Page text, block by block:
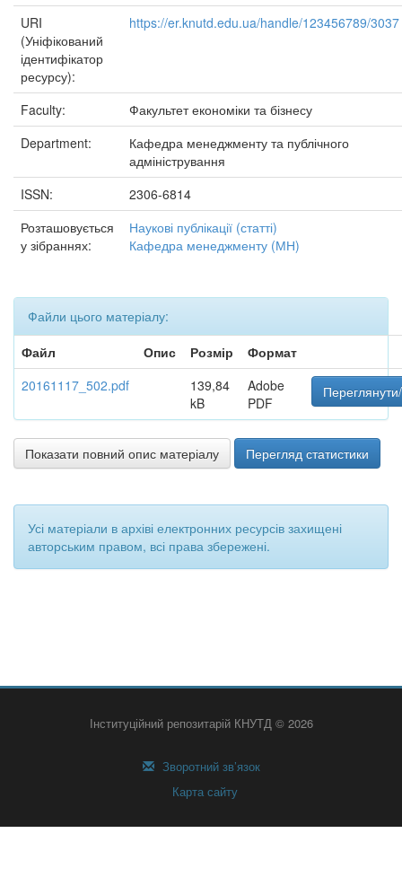
URI
(Уніфікований
ідентифікатор
ресурсу):
https://er.knutd.edu.ua/handle/123456789/3037
Faculty:
Факультет економіки та бізнесу
Department:
Кафедра менеджменту та публічного
адміністрування
ISSN:
2306-6814
Розташовується
у зібраннях:
Наукові публікації (статті)
Кафедра менеджменту (МН)
Файли цього матеріалу:
Файл
Опис Розмір
Формат
20161117_502.pdf
139,84
kB
Adobe
PDF
Показати повний опис матеріалу Перегляд статистики
Усі матеріали в архіві електронних ресурсів захищені
авторським правом, всі права збережені.
Інституційний репозитарій КНУТД © 2026
Зворотний зв’язок
Карта сайту